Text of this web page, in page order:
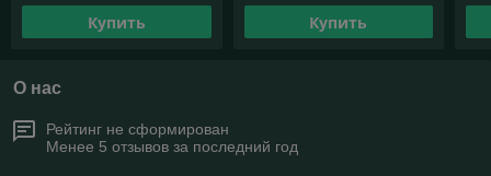
Купить Купить
О нас
Рейтинг не сформирован
Менее 5 отзывов за последний год